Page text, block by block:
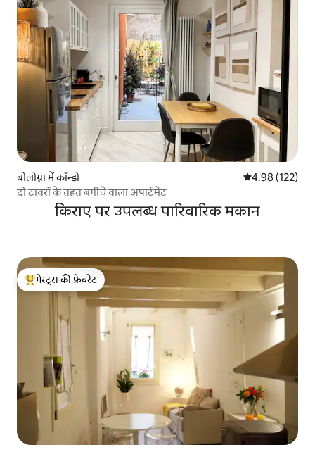
बोलोग्ना में कॉन्डो औसत रेटिंग 5 में से
4.98 (122)
दो टावरों के तहत बगीचे वाला अपार्टमेंट
किराए पर उपलब्ध पारिवारिक मकान
गेस्ट्स का टॉप फ़ेवरेट
गेस्ट्स की फ़ेवरेट